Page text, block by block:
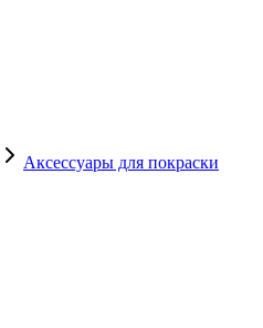
Аксессуары для покраски